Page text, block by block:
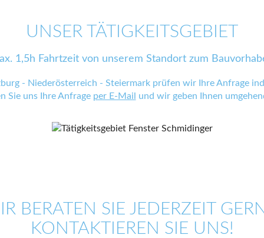
UNSER TÄTIGKEITSGEBIET
1,5h Fahrtzeit von unserem Standort zum
- Niederösterreich - Steiermark prüfen wir Ihre Anfrage
Sie uns Ihre Anfrage per E-Mail und wir geben Ihnen
BERATEN SIE JEDERZEIT
KONTAKTIEREN SIE UNS!